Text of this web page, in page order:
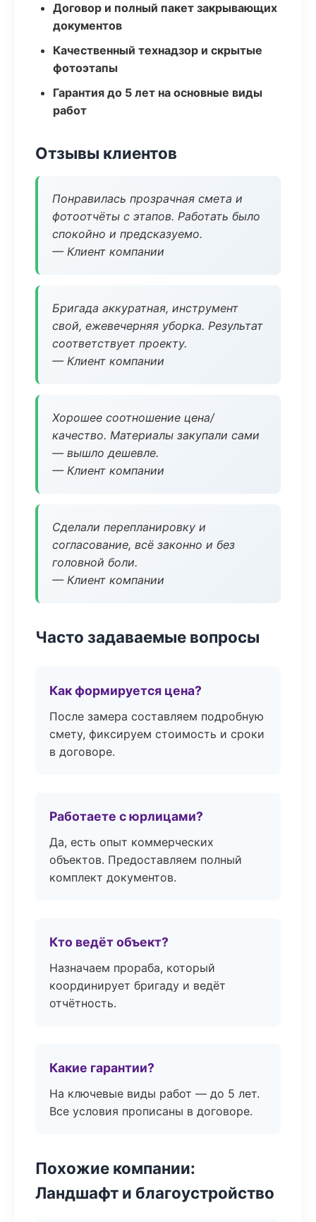
Договор и полный пакет закрывающих
документов
Качественный технадзор и скрытые
фотоэтапы
Гарантия до 5 лет на основные виды
работ
Отзывы клиентов
Понравилась прозрачная смета и
фотоотчёты с этапов. Работать было
спокойно и предсказуемо.
— Клиент компании
Бригада аккуратная, инструмент
свой, ежевечерняя уборка. Результат
соответствует проекту.
— Клиент компании
Хорошее соотношение цена/
качество. Материалы закупали сами
— вышло дешевле.
— Клиент компании
Сделали перепланировку и
согласование, всё законно и без
головной боли.
— Клиент компании
Часто задаваемые вопросы
Как формируется цена?
После замера составляем подробную
смету, фиксируем стоимость и сроки
в договоре.
Работаете с юрлицами?
Да, есть опыт коммерческих
объектов. Предоставляем полный
комплект документов.
Кто ведёт объект?
Назначаем прораба, который
координирует бригаду и ведёт
отчётность.
Какие гарантии?
На ключевые виды работ — до 5 лет.
Все условия прописаны в договоре.
Похожие компании:
Ландшафт и благоустройство